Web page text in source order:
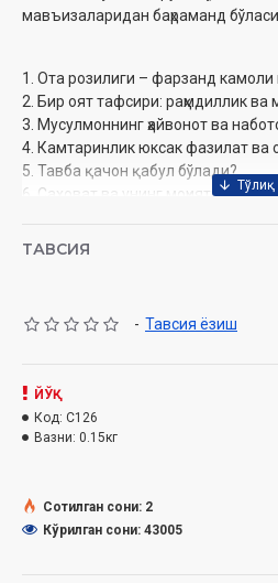
мавъизаларидан баҳраманд
1. Ота розилиги – фарзанд камоли
2. Бир оят тафсири: раҳмдиллик
3. Мусулмоннинг ҳайвонот ва
4. Камтаринлик юксак фазилат ва
5. Тавба қачон қабул бўлади?
6. Саховат ва унинг моҳияти
8. Омонатдорлик сифати ва хислати
Нашриёт:
Сана: 2012
Ҳажми:342 дақиқа
ТАВСИЯ
- Тавсия ёзиш
ЙЎҚ
Код: C126
Вазни: 0.15кг
Сотилган сони: 2
Кўрилган сони: 43005